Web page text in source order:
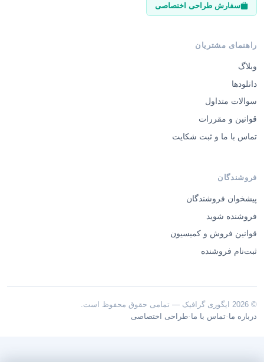
سفارش طراحی اختصاصی
راهنمای مشتریان
وبلاگ
دانلودها
سوالات متداول
قوانین و مقررات
تماس با ما و ثبت شکایت
فروشندگان
پیشخوان فروشندگان
فروشنده شوید
قوانین فروش و کمیسیون
ثبت‌نام فروشنده
© 2026 ایگوری گرافیک — تمامی حقوق محفوظ است.
درباره ما ·تماس با ما ·طراحی اختصاصی